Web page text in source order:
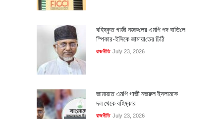
বহিষ্কৃত গাজী নজরু‌লের এম‌পি পদ বা‌তি‌লে
স্পিকার-ইসিকে জামায়া‌তের চি‌ঠি
রাজনীতি July 23, 2026
জামায়াত এমপি গাজী নজরুল ইসলামকে
দল থেকে বহিষ্কার
রাজনীতি July 23, 2026